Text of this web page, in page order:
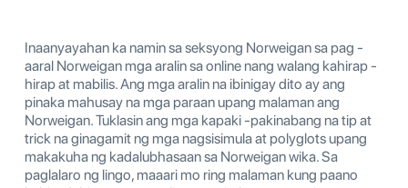
Inaanyayahan ka namin sa seksyong Norweigan sa pag -
aaral Norweigan mga aralin sa online nang walang kahirap -
hirap at mabilis. Ang mga aralin na ibinigay dito ay ang
pinaka mahusay na mga paraan upang malaman ang
Norweigan. Tuklasin ang mga kapaki -pakinabang na tip at
trick na ginagamit ng mga nagsisimula at polyglots upang
makakuha ng kadalubhasaan sa Norweigan wika. Sa
paglalaro ng lingo, maaari mo ring malaman kung paano